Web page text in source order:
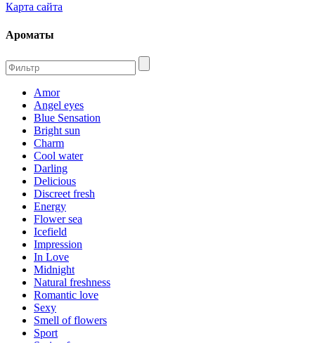
Карта сайта
Ароматы
Amor
Angel eyes
Blue Sensation
Bright sun
Charm
Cool water
Darling
Delicious
Discreet fresh
Energy
Flower sea
Icefield
Impression
In Love
Midnight
Natural freshness
Romantic love
Sexy
Smell of flowers
Sport